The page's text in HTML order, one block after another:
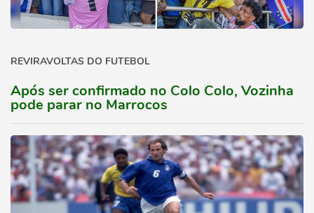
REVIRAVOLTAS DO FUTEBOL
Após ser confirmado no Colo Colo, Vozinha
pode parar no Marrocos